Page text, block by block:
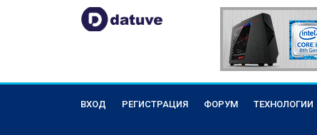
ВХОД РЕГИСТРАЦИЯ ФОРУМ ТЕХНОЛОГИИ